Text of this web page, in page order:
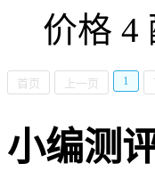
价格 4
首页 上一页 1
小编测